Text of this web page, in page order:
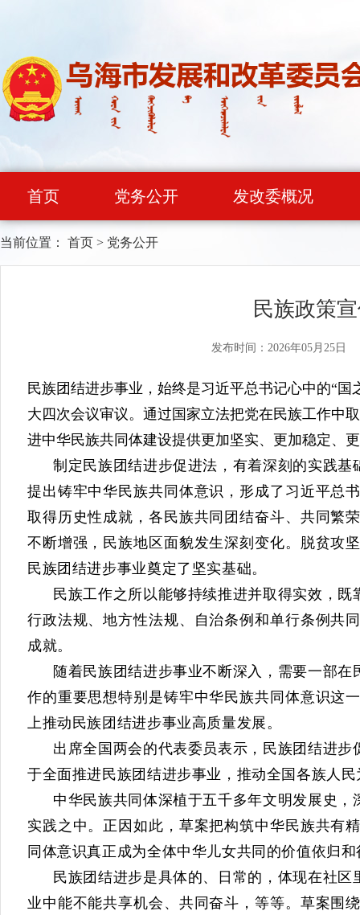
首页 党务公开 发改委概况
当前位置： 首页 > 党务公开
民族政策
发布时间：2026年05月25日
民族团结进步事业，始终是习近平总书记心中的“
大四次会议审议。通过国家立法把党在民族工作中
进中华民族共同体建设提供更加坚实、更加稳定、
制定民族团结进步促进法，有着深刻的实践
提出铸牢中华民族共同体意识，形成了习近平总
取得历史性成就，各民族共同团结奋斗、共同繁
不断增强，民族地区面貌发生深刻变化。脱贫攻
民族团结进步事业奠定了坚实基础。
民族工作之所以能够持续推进并取得实效，既
行政法规、地方性法规、自治条例和单行条例共
成就。
随着民族团结进步事业不断深入，需要一部
作的重要思想特别是铸牢中华民族共同体意识这
上推动民族团结进步事业高质量发展。
出席全国两会的代表委员表示，民族团结进步
于全面推进民族团结进步事业，推动全国各族人
中华民族共同体深植于五千多年文明发展史
实践之中。正因如此，草案把构筑中华民族共有
同体意识真正成为全体中华儿女共同的价值依归
民族团结进步是具体的、日常的，体现在社
业中能不能共享机会、共同奋斗 ，等等。草案围